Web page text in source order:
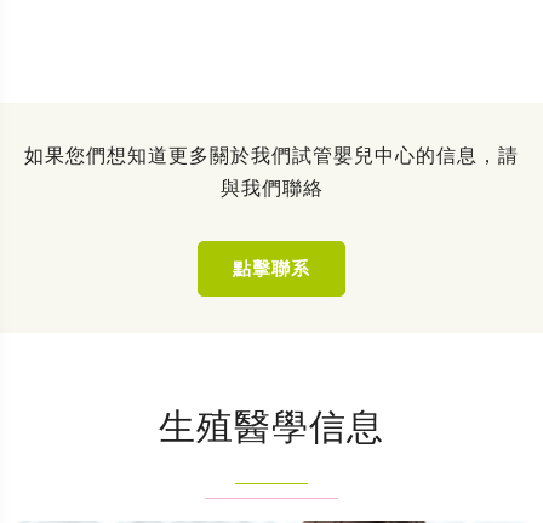
如果您們想知道更多關於我們試管嬰兒中心的信息，請
與我們聯絡
點擊聯系
生殖醫學信息